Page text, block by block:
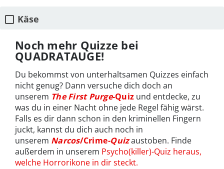
Käse
Noch mehr Quizze bei
QUADRATAUGE!
Du bekommst von unterhaltsamen Quizzes einfach
nicht genug? Dann versuche dich doch an
unserem The First Purge-Quiz und entdecke, zu
was du in einer Nacht ohne jede Regel fähig wärst.
Falls es dir dann schon in den kriminellen Fingern
juckt, kannst du dich auch noch in
unserem Narcos/Crime-Quizaustoben. Finde
außerdem in unserem Psycho(killer)-Quiz heraus,
welche Horrorikone in dir steckt.